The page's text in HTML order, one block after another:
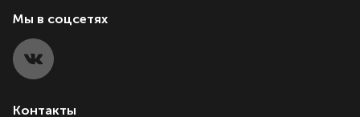
Мы в соцсетях
Контакты